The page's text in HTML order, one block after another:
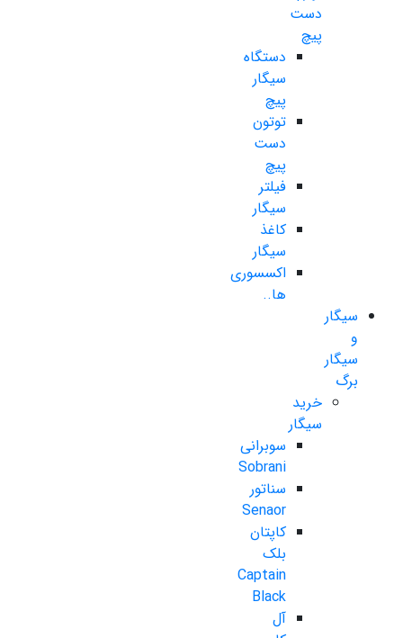
دست
پیچ
دستگاه
سیگار
پیچ
توتون
دست
پیچ
فیلتر
سیگار
کاغذ
سیگار
اکسسوری
ها..
سیگار
و
سیگار
برگ
خرید
سیگار
سوبرانی
Sobrani
سناتور
Senaor
کاپتان
بلک
Captain
Black
آل